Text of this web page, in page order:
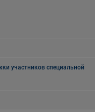
участников специальной